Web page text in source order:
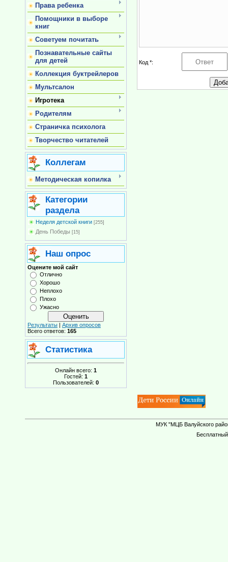
Права ребенка
Помощники в выборе
книг
Советуем почитать
Познавательные сайты
для детей
Коллекция буктрейлеров
Мультсалон
Игротека
Родителям
Страничка психолога
Творчество читателей
Коллегам
Методическая копилка
Категории
раздела
Неделя детской книги [255]
День Победы [15]
Наш опрос
Оцените мой сайт
Отлично
Хорошо
Неплохо
Плохо
Ужасно
Результаты | Архив опросов
Всего ответов: 165
Статистика
Онлайн всего: 1
Гостей: 1
Пользователей: 0
Код *:
МУК "МЦБ Валуйского